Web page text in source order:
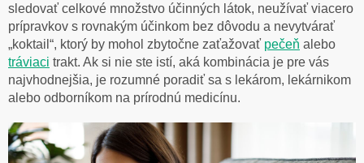
sledovať celkové množstvo účinných látok, neužívať viacero
prípravkov s rovnakým účinkom bez dôvodu a nevytvárať
„koktail“, ktorý by mohol zbytočne zaťažovať pečeň alebo
tráviaci trakt. Ak si nie ste istí, aká kombinácia je pre vás
najvhodnejšia, je rozumné poradiť sa s lekárom, lekárnikom
alebo odborníkom na prírodnú medicínu.